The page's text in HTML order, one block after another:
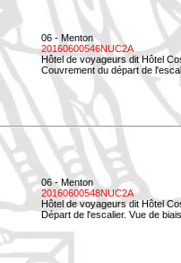
06 - Menton
20160600546NUC2A
Hôtel de voyageurs dit Hôtel
Couvrement du départ de
06 - Menton
20160600548NUC2A
Hôtel de voyageurs dit Hôtel
Départ de l'escalier. Vue de